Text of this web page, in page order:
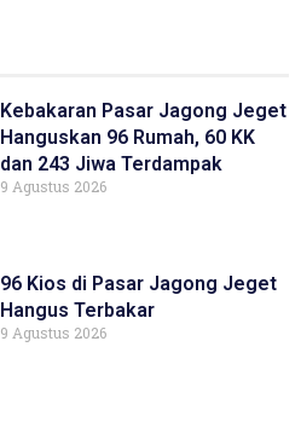
Kebakaran Pasar Jagong Jeget
Hanguskan 96 Rumah, 60 KK
dan 243 Jiwa Terdampak
9 Agustus 2026
96 Kios di Pasar Jagong Jeget
Hangus Terbakar
9 Agustus 2026